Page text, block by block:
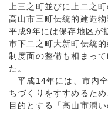
上三之町並びに上二之
高山市三町伝統的建造
平成9年には保存地区が
市下二之町大新町伝統
制度面の整備も相まっ
た。
平成14年には、市内全
ちづくりをすすめるた
目的とする「高山市潤